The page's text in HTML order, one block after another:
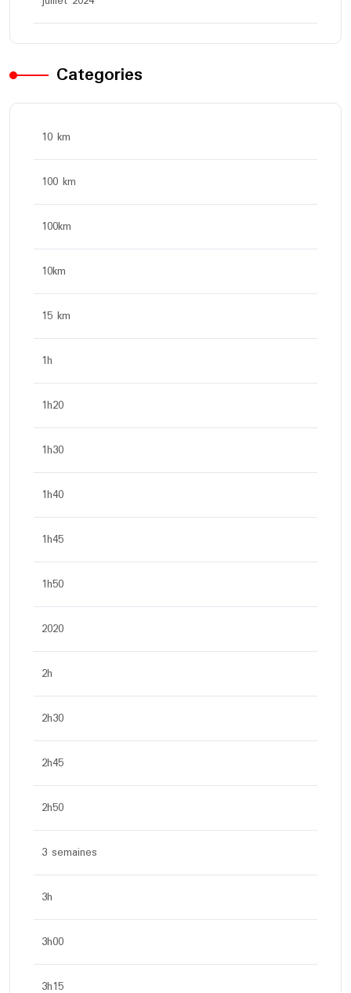
Categories
10 km
100 km
100km
10km
15 km
1h
1h20
1h30
1h40
1h45
1h50
2020
2h
2h30
2h45
2h50
3 semaines
3h
3h00
3h15